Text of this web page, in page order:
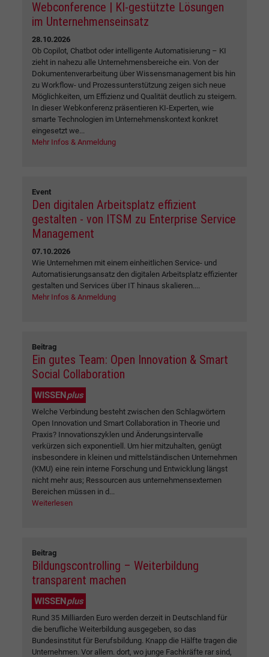
Webconference | KI-gestützte Lösungen
im Unternehmenseinsatz
28.10.2026
Ob Copilot, Chatbot oder intelligente Automatisierung – KI
zieht in nahezu alle Unternehmensbereiche ein. Von der
Dokumentenverarbeitung über Wissensmanagement bis hin
zu Workflow- und Prozessunterstützung zeigen sich neue
Möglichkeiten, um Effizienz und Qualität deutlich zu steigern.
In dieser Webkonferenz präsentieren KI-Experten, wie
smarte Technologien im Unternehmenskontext konkret
eingesetzt we...
Mehr Infos & Anmeldung
Event
Den digitalen Arbeitsplatz effizient
gestalten - von ITSM zu Enterprise Service
Management
07.10.2026
Wie Unternehmen mit einem einheitlichen Service- und
Automatisierungsansatz den digitalen Arbeitsplatz effizienter
gestalten und Services über IT hinaus skalieren....
Mehr Infos & Anmeldung
Beitrag
Ein gutes Team: Open Innovation & Smart
Social Collaboration
WISSENplus
Welche Verbindung besteht zwischen den Schlagwörtern
Open Innovation und Smart Collaboration in Theorie und
Praxis? Innovationszyklen und Änderungsintervalle
verkürzen sich exponentiell. Um hier mitzuhalten, genügt
insbesondere in kleinen und mittelständischen Unternehmen
(KMU) eine rein interne Forschung und Entwicklung längst
nicht mehr aus; Ressourcen aus unternehmensexternen
Bereichen müssen in d...
Weiterlesen
Beitrag
Bildungscontrolling – Weiterbildung
transparent machen
WISSENplus
Rund 35 Milliarden Euro werden derzeit in Deutschland für
die berufliche Weiterbildung ausgegeben, so das
Bundesinstitut für Berufsbildung. Knapp die Hälfte tragen die
Unternehmen. Vor allem. dort, wo junge Fachkräfte rar sind,